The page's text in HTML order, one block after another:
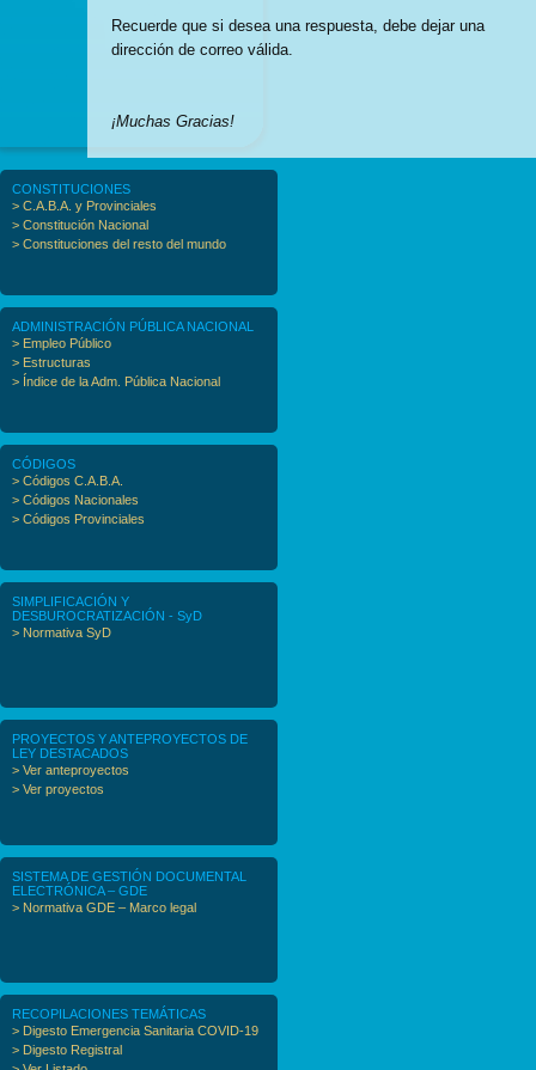
Recuerde que si desea una respuesta, debe dejar una
dirección de correo válida.
¡Muchas Gracias!
CONSTITUCIONES
> C.A.B.A. y Provinciales
> Constitución Nacional
> Constituciones del resto del mundo
ADMINISTRACIÓN PÚBLICA NACIONAL
> Empleo Público
> Estructuras
> Índice de la Adm. Pública Nacional
CÓDIGOS
> Códigos C.A.B.A.
> Códigos Nacionales
> Códigos Provinciales
SIMPLIFICACIÓN Y
DESBUROCRATIZACIÓN - SyD
> Normativa SyD
PROYECTOS Y ANTEPROYECTOS DE
LEY DESTACADOS
> Ver anteproyectos
> Ver proyectos
SISTEMA DE GESTIÓN DOCUMENTAL
ELECTRÓNICA – GDE
> Normativa GDE – Marco legal
RECOPILACIONES TEMÁTICAS
> Digesto Emergencia Sanitaria COVID-19
> Digesto Registral